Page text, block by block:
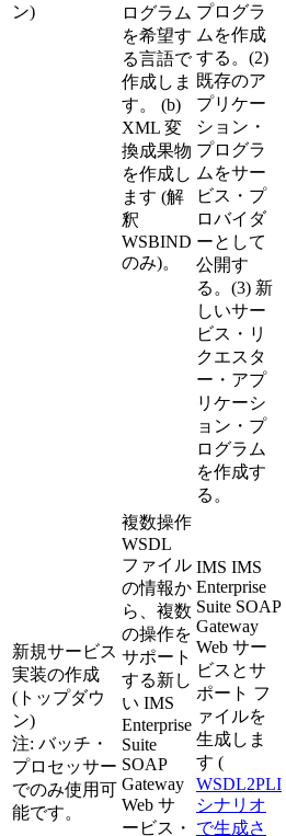
ン)
ログラム
を希望す
る言語で
作成しま
す。 (b)
XML 変
換成果物
を作成し
ます (解
釈
WSBIND
のみ)。
プログラ
ムを作成
する。(2)
既存のア
プリケー
ション・
プログラ
ムをサー
ビス・プ
ロバイダ
ーとして
公開す
る。(3) 新
しいサー
ビス・リ
クエスタ
ー・アプ
リケーシ
ョン・プ
ログラム
を作成す
る。
新規サービス
実装の作成
(トップダウ
ン)
注: バッチ・
プロセッサー
でのみ使用可
能です。
複数操作
WSDL
ファイル
の情報か
ら、複数
の操作を
サポート
する新し
い IMS
Enterprise
Suite
SOAP
Gateway
Web サ
ービス・
IMS IMS
Enterprise
Suite SOAP
Gateway
Web サー
ビス とサ
ポート フ
ァイルを
生成しま
す (
WSDL2PLI
シナリオ
で生成さ